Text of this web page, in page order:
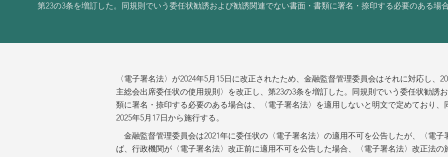
第23の3条を増訂した。同規則でいう委任状勧誘および勧誘関連でない書面・書類に署名・捺印する必要のある場
〈電子署名法〉が2024年5月15日に改正されたため、金融監督管理委員会はそれに対応し、
主総会出席委任状の使用規則〉を改正し、第23の3条を増訂した。同規則でいう委任状勧誘
類に署名・捺印する必要のある場合は、〈電子署名法〉を適用しないと明文で定めており、
2025年5月17日から施行する。
金融監督管理委員会は2021年に委任状の〈電子署名法〉の適用不可を公告したが、〈電子
ば、行政機関が〈電子署名法〉改正前に適用不可を公告した場合、〈電子署名法〉改正法の